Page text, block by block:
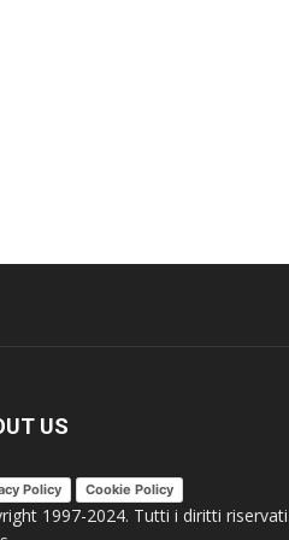
US
Policy Cookie Policy
1997-2024. Tutti i diritti